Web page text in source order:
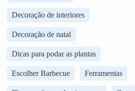
Decoração de interiores
Decoração de natal
Dicas para podar as plantas
Escolher Barbecue Ferramentas